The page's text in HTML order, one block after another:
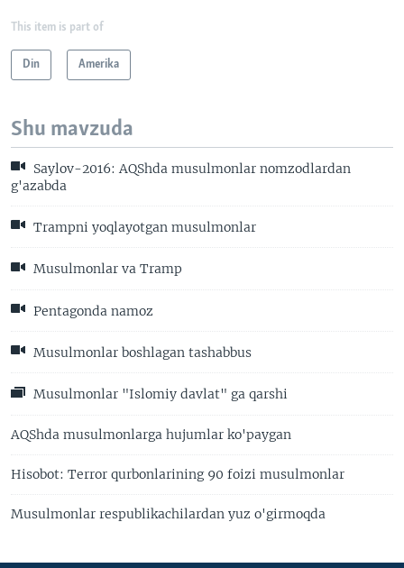
This item is part of
Din Amerika
Shu mavzuda
Saylov-2016: AQShda musulmonlar nomzodlardan
g'azabda
Trampni yoqlayotgan musulmonlar
Musulmonlar va Tramp
Pentagonda namoz
Musulmonlar boshlagan tashabbus
Musulmonlar "Islomiy davlat" ga qarshi
AQShda musulmonlarga hujumlar ko'paygan
Hisobot: Terror qurbonlarining 90 foizi musulmonlar
Musulmonlar respublikachilardan yuz o'girmoqda